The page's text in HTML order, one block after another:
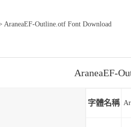
AraneaEF-Outline.otf Font Download
AraneaEF-
字體名稱